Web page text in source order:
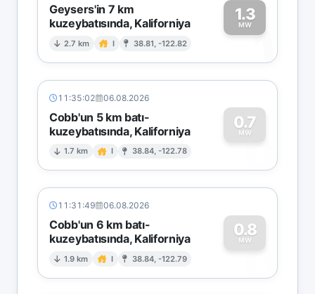
Geysers'in 7 km
kuzeybatısında, Kaliforniya
2.7 km I 38.81, -122.82
1.3
MW1
11:35:02 06.08.2026
Cobb'un 5 km batı-
kuzeybatısında, Kaliforniya
1.7 km I 38.84, -122.78
0.7
MW
0
11:31:49 06.08.2026
Cobb'un 6 km batı-
kuzeybatısında, Kaliforniya
1.9 km I 38.84, -122.79
0.8
MW
0